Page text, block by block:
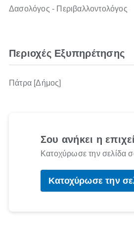
Δασολόγος - Περιβαλλοντολόγος
Περιοχές Εξυπηρέτησης
Πάτρα [Δήμος]
Σου ανήκει η
Κατοχύρωσε την σελίδα
Κατοχύρωσε την